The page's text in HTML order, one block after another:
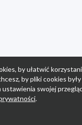
by ułatwić
by pliki cookies
ustawienia swojej
.